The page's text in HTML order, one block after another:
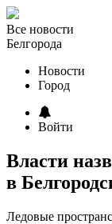
Все новости
Белгорода
Новости
Город
Войти
Власти
в
Ледовые